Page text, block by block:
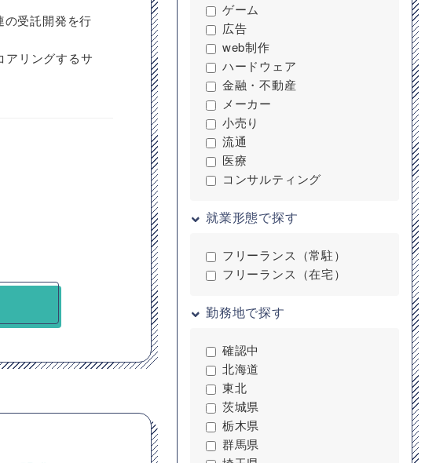
受託開発を行
リングするサ
ゲーム
広告
web制作
ハードウェア
金融・不動産
メーカー
小売り
流通
医療
コンサルティング
就業形態で探す
フリーランス（常駐）
フリーランス（在宅）
勤務地で探す
確認中
北海道
東北
茨城県
栃木県
群馬県